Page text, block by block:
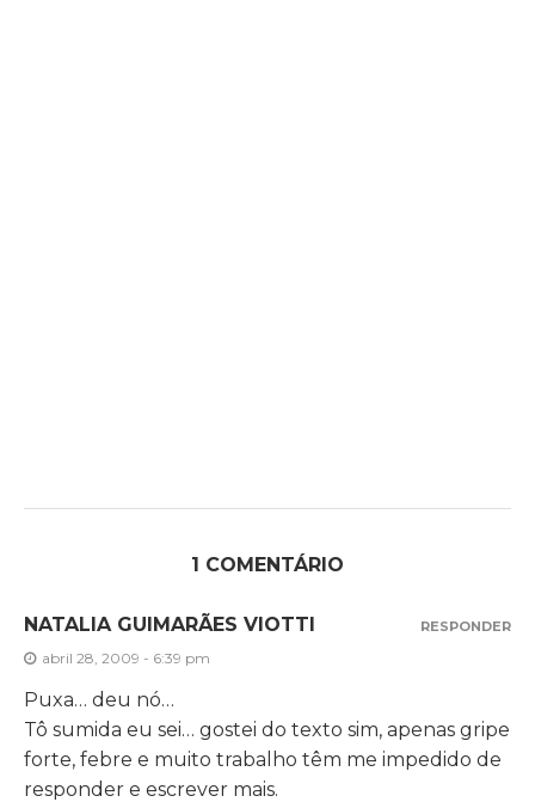
1 COMENTÁRIO
NATALIA GUIMARÃES VIOTTI
abril 28, 2009 - 6:39 pm
Puxa… deu nó…
Tô sumida eu sei… gostei do texto sim, apenas gripe
forte, febre e muito trabalho têm me impedido de
responder e escrever mais.
RESPONDER